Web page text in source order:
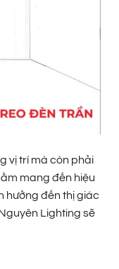
vị trí mà còn phải
mang đến hiệu
hưởng đến thị giác
Lighting sẽ